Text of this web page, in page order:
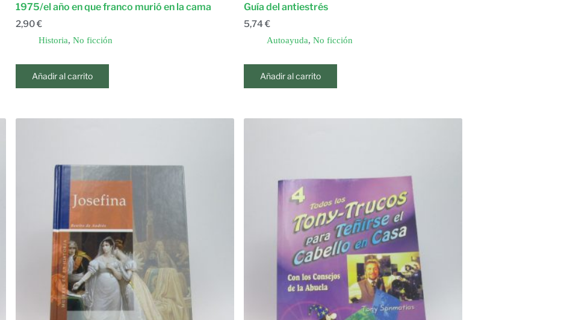
1975/el año en que franco murió en la cama
2,90€
Historia, No ficción
Añadir al carrito
Guía del antiestrés
5,74€
Autoayuda, No ficción
Añadir al carrito